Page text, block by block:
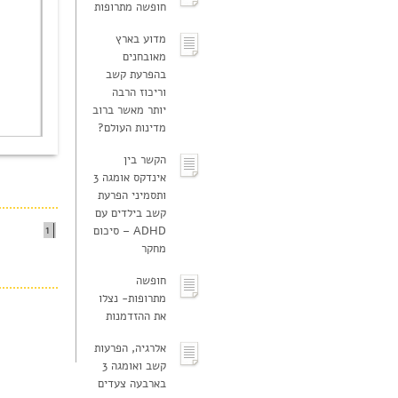
חופשה מתרופות
מדוע בארץ
מאובחנים
בהפרעת קשב
וריכוז הרבה
יותר מאשר ברוב
מדינות העולם?
הקשר בין
אינדקס אומגה 3
ותסמיני הפרעת
קשב בילדים עם
ADHD – סיכום
מחקר
חופשה
מתרופות- נצלו
את ההזדמנות
אלרגיה, הפרעות
קשב ואומגה 3
בארבעה צעדים
1